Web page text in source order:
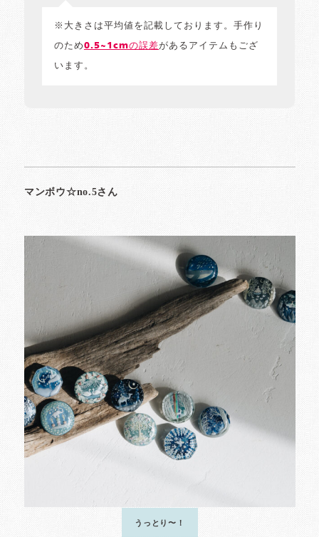
※大きさは平均値を記載しております。手作り
のため0.5~1cmの誤差があるアイテムもござ
います。